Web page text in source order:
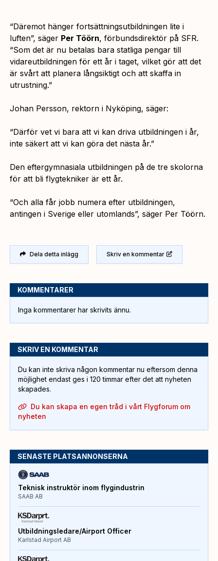
“Däremot hänger fortsättningsutbildningen lite i
luften”, säger Per Töörn, förbundsdirektör på SFR.
“Som det är nu betalas bara statliga pengar till
vidareutbildningen för ett år i taget, vilket gör att det
är svårt att planera långsiktigt och att skaffa in
utrustning.”
Johan Persson, rektorn i Nyköping, säger:
“Därför vet vi bara att vi kan driva utbildningen i år,
inte säkert att vi kan göra det nästa år.”
Den eftergymnasiala utbildningen på de tre skolorna
för att bli flygtekniker är ett år.
“Och alla får jobb numera efter utbildningen,
antingen i Sverige eller utomlands”, säger Per Töörn.
Dela detta inlägg Skriv en kommentar
KOMMENTARER
Inga kommentarer har skrivits ännu.
SKRIV EN KOMMENTAR
Du kan inte skriva någon kommentar nu eftersom denna
möjlighet endast ges i 120 timmar efter det att nyheten
skapades.
Du kan skapa en egen tråd i vårt Flygforum om
nyheten
SENASTE PLATSANNONSERNA
Teknisk instruktör inom flygindustrin
SAAB AB
Utbildningsledare/Airport Officer
Karlstad Airport AB